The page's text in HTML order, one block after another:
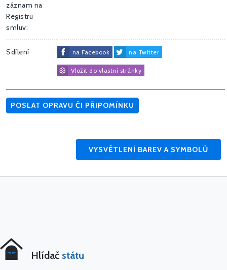
záznam na
Registru
smluv:
Sdílení na Facebook na Twitter
Vložit do vlastní stránky
POSLAT OPRAVU ČI PŘIPOMÍNKU
VYSVĚTLENÍ BAREV A SYMBOLŮ
Hlídač státu